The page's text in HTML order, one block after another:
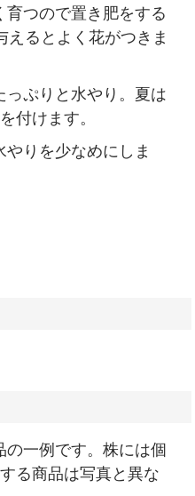
つので置き肥をする
るとよく花がつきま
ぷりと水やり。夏は
付けます。
りを少なめにしま
一例です。株には個
る商品は写真と異な